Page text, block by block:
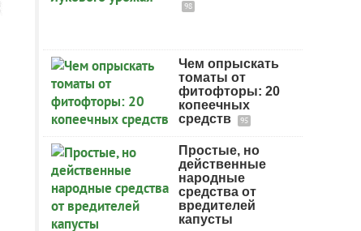
98
Чем опрыскать
томаты от
фитофторы: 20
копеечных
средств
95
Простые, но
действенные
народные
средства от
вредителей
капусты